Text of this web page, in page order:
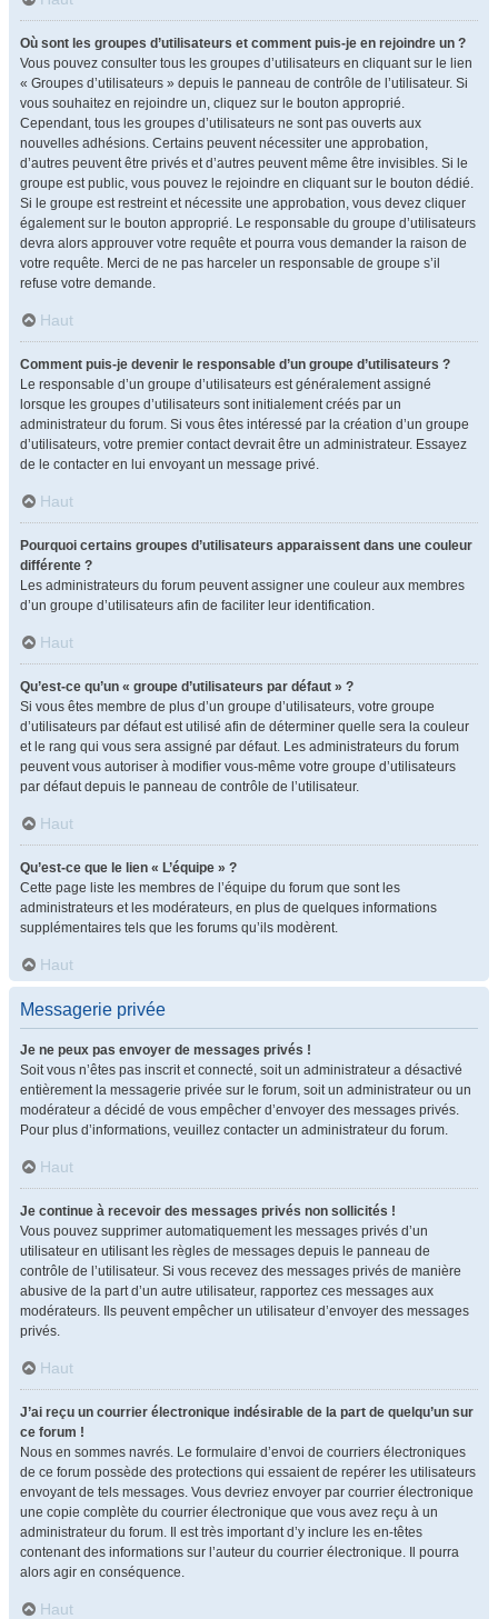
Où sont les groupes d’utilisateurs et comment puis-je en rejoindre un ?
Vous pouvez consulter tous les groupes d’utilisateurs en cliquant sur le lien
« Groupes d’utilisateurs » depuis le panneau de contrôle de l’utilisateur. Si
vous souhaitez en rejoindre un, cliquez sur le bouton approprié.
Cependant, tous les groupes d’utilisateurs ne sont pas ouverts aux
nouvelles adhésions. Certains peuvent nécessiter une approbation,
d’autres peuvent être privés et d’autres peuvent même être invisibles. Si le
groupe est public, vous pouvez le rejoindre en cliquant sur le bouton dédié.
Si le groupe est restreint et nécessite une approbation, vous devez cliquer
également sur le bouton approprié. Le responsable du groupe d’utilisateurs
devra alors approuver votre requête et pourra vous demander la raison de
votre requête. Merci de ne pas harceler un responsable de groupe s’il
refuse votre demande.
Haut
Comment puis-je devenir le responsable d’un groupe d’utilisateurs ?
Le responsable d’un groupe d’utilisateurs est généralement assigné
lorsque les groupes d’utilisateurs sont initialement créés par un
administrateur du forum. Si vous êtes intéressé par la création d’un groupe
d’utilisateurs, votre premier contact devrait être un administrateur. Essayez
de le contacter en lui envoyant un message privé.
Haut
Pourquoi certains groupes d’utilisateurs apparaissent dans une couleur
différente ?
Les administrateurs du forum peuvent assigner une couleur aux membres
d’un groupe d’utilisateurs afin de faciliter leur identification.
Haut
Qu’est-ce qu’un « groupe d’utilisateurs par défaut » ?
Si vous êtes membre de plus d’un groupe d’utilisateurs, votre groupe
d’utilisateurs par défaut est utilisé afin de déterminer quelle sera la couleur
et le rang qui vous sera assigné par défaut. Les administrateurs du forum
peuvent vous autoriser à modifier vous-même votre groupe d’utilisateurs
par défaut depuis le panneau de contrôle de l’utilisateur.
Haut
Qu’est-ce que le lien « L’équipe » ?
Cette page liste les membres de l’équipe du forum que sont les
administrateurs et les modérateurs, en plus de quelques informations
supplémentaires tels que les forums qu’ils modèrent.
Haut
Messagerie privée
Je ne peux pas envoyer de messages privés !
Soit vous n’êtes pas inscrit et connecté, soit un administrateur a désactivé
entièrement la messagerie privée sur le forum, soit un administrateur ou un
modérateur a décidé de vous empêcher d’envoyer des messages privés.
Pour plus d’informations, veuillez contacter un administrateur du forum.
Haut
Je continue à recevoir des messages privés non sollicités !
Vous pouvez supprimer automatiquement les messages privés d’un
utilisateur en utilisant les règles de messages depuis le panneau de
contrôle de l’utilisateur. Si vous recevez des messages privés de manière
abusive de la part d’un autre utilisateur, rapportez ces messages aux
modérateurs. Ils peuvent empêcher un utilisateur d’envoyer des messages
privés.
Haut
J’ai reçu un courrier électronique indésirable de la part de quelqu’un sur
ce forum !
Nous en sommes navrés. Le formulaire d’envoi de courriers électroniques
de ce forum possède des protections qui essaient de repérer les utilisateurs
envoyant de tels messages. Vous devriez envoyer par courrier électronique
une copie complète du courrier électronique que vous avez reçu à un
administrateur du forum. Il est très important d’y inclure les en-têtes
contenant des informations sur l’auteur du courrier électronique. Il pourra
alors agir en conséquence.
Haut